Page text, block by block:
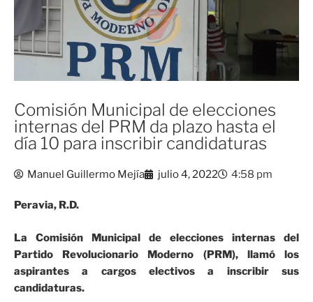
Comisión Municipal de elecciones
internas del PRM da plazo hasta el
día 10 para inscribir candidaturas
Manuel Guillermo Mejía julio 4, 2022 4:58 pm
Peravia, R.D.
La Comisión Municipal de elecciones internas del
Partido Revolucionario Moderno (PRM), llamó los
aspirantes a cargos electivos a inscribir sus
candidaturas.